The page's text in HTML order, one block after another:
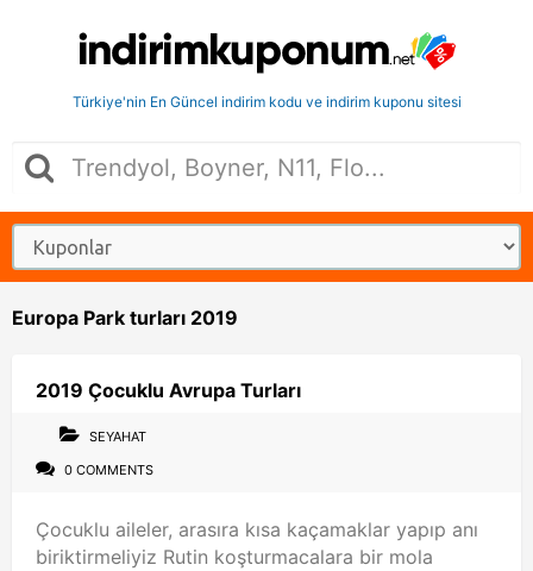
Türkiye'nin En Güncel indirim kodu ve indirim kuponu sitesi
Europa Park turları 2019
2019 Çocuklu Avrupa Turları
SEYAHAT
0 COMMENTS
Çocuklu aileler, arasıra kısa kaçamaklar yapıp anı
biriktirmeliyiz Rutin koşturmacalara bir mola